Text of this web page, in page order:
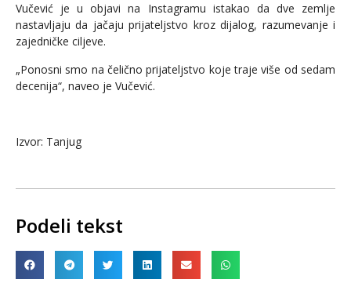
Vučević je u objavi na Instagramu istakao da dve zemlje
nastavljaju da jačaju prijateljstvo kroz dijalog, razumevanje i
zajedničke ciljeve.
„Ponosni smo na čelično prijateljstvo koje traje više od sedam
decenija“, naveo je Vučević.
Izvor: Tanjug
Podeli tekst